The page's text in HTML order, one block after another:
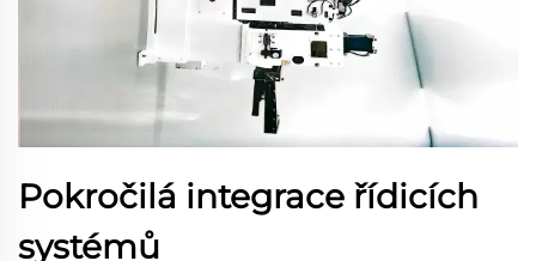
Pokročilá integrace řídicích
systémů